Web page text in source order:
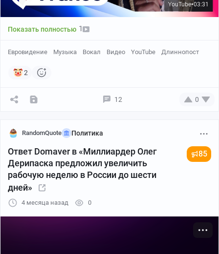
YouTube●03:31
Показать полностью 1
Евровидение Музыка Вокал Видео YouTube Длиннопост
2
12 0
RandomQuote Политика
Ответ Domaver в «Миллиардер Олег
Дерипаска предложил увеличить
рабочую неделю в России до шести
дней»
85
4 месяца назад 0